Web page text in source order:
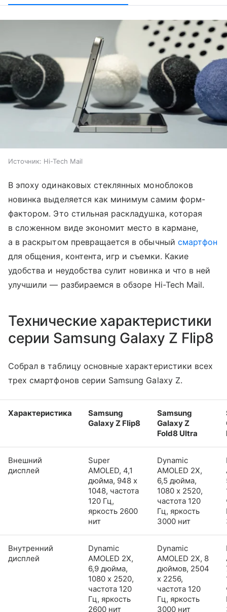
Источник: Hi-Tech Mail
В эпоху одинаковых стеклянных моноблоков
новинка выделяется как минимум самим форм-
фактором. Это стильная раскладушка, которая
в сложенном виде экономит место в кармане,
а в раскрытом превращается в обычный смартфон
для общения, контента, игр и съемки. Какие
удобства и неудобства сулит новинка и что в ней
улучшили — разбираемся в обзоре Hi-Tech Mail.
Технические характеристики
серии Samsung Galaxy Z Flip8
Собрал в таблицу основные характеристики всех
трех смартфонов серии Samsung Galaxy Z.
Характеристика
Samsung
Galaxy Z Flip8
Samsung
Galaxy Z
Fold8 Ultra
Внешний
дисплей
Super
AMOLED, 4,1
дюйма, 948 x
1048, частота
120 Гц,
яркость 2600
нит
Dynamic
AMOLED 2X,
6,5 дюйма,
1080 x 2520,
частота 120
Гц, яркость
3000 нит
Внутренний
дисплей
Dynamic
AMOLED 2X,
6,9 дюйма,
1080 x 2520,
частота 120
Гц, яркость
2600 нит
Dynamic
AMOLED 2X, 8
дюймов, 2504
x 2256,
частота 120
Гц, яркость
3000 нит